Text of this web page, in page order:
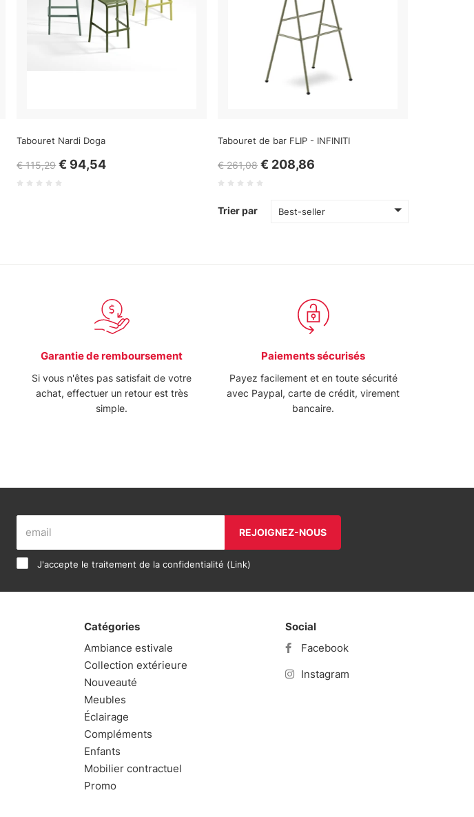
Tabouret Nardi Doga
€ 115,29 € 94,54
Tabouret de bar FLIP - INFINITI
€ 261,08 € 208,86
Trier par Best-seller
Garantie de remboursement
Si vous n'êtes pas satisfait de votre
achat, effectuer un retour est très
simple.
Paiements sécurisés
Payez facilement et en toute sécurité
avec Paypal, carte de crédit, virement
bancaire.
REJOIGNEZ-NOUS
J'accepte le traitement de la confidentialité (Link)
Catégories
Ambiance estivale
Collection extérieure
Nouveauté
Meubles
Éclairage
Compléments
Enfants
Mobilier contractuel
Promo
Social
Facebook
Instagram